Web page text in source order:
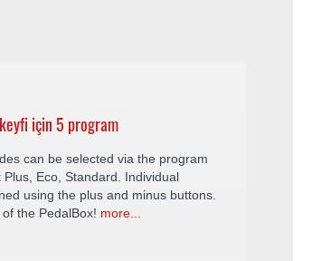
için 5 program
can be selected via the program
Eco, Standard. Individual
using the plus and minus buttons.
the PedalBox! more...